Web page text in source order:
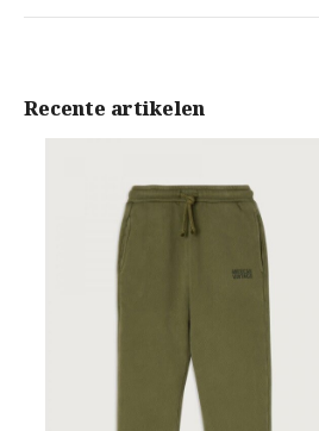
Recente artikelen